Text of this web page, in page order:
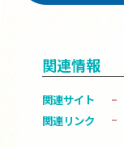
関連情報
関連サイト
関連リンク